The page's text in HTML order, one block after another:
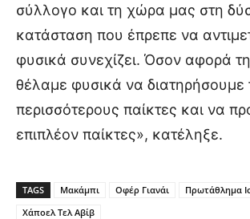
σύλλογο και τη χώρα μας στη
κατάσταση που έπρεπε να
φυσικά συνεχίζει. Όσον αφορά
θέλαμε φυσικά να διατηρήσουμε
περισσότερους παίκτες και να
επιπλέον παίκτες», κατέληξε.
TAGS Μακάμπι Οφέρ Γιανάι
Πρωτάθλημα
Χάποελ Τελ Αβίβ